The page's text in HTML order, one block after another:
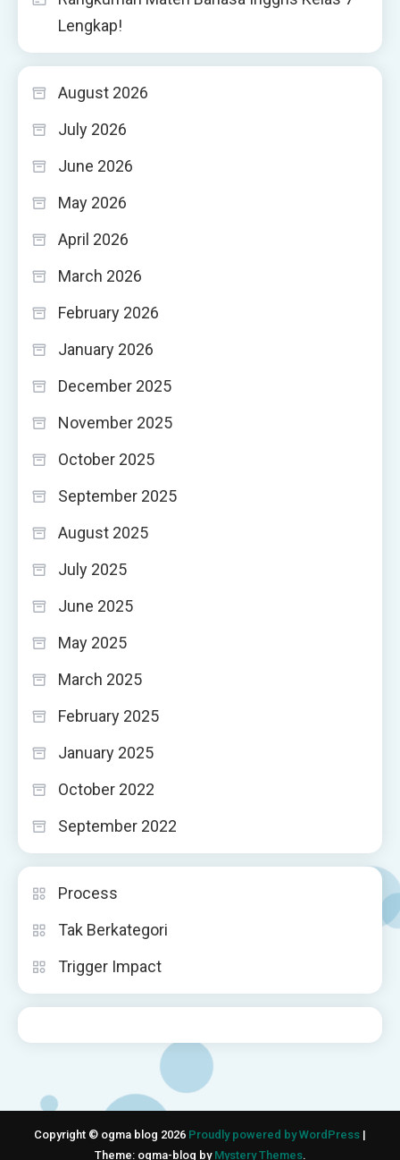
Lengkap!
August 2026
July 2026
June 2026
May 2026
April 2026
March 2026
February 2026
January 2026
December 2025
November 2025
October 2025
September 2025
August 2025
July 2025
June 2025
May 2025
March 2025
February 2025
January 2025
October 2022
September 2022
Process
Tak Berkategori
Trigger Impact
Copyright © ogma blog 2026 Proudly powered by WordPress |
Theme: ogma-blog by Mystery Themes.